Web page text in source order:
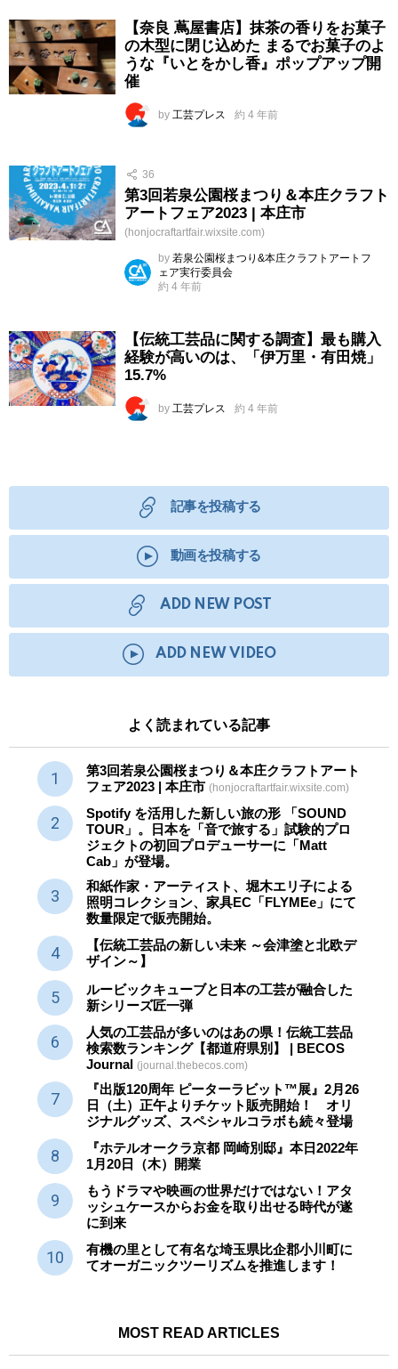
【奈良 蔦屋書店】抹茶の香りをお菓子
の木型に閉じ込めた まるでお菓子のよ
うな『いとをかし香』ポップアップ開
催
by 工芸プレス 約 4 年前
36
第3回若泉公園桜まつり＆本庄クラフト
アートフェア2023 | 本庄市
(honjocraftartfair.wixsite.com)
by 若泉公園桜まつり&本庄クラフトアートフ
ェア実行委員会
約 4 年前
【伝統工芸品に関する調査】最も購入
経験が高いのは、「伊万里・有田焼」
15.7%
by 工芸プレス 約 4 年前
記事を投稿する
動画を投稿する
ADD NEW POST
ADD NEW VIDEO
よく読まれている記事
第3回若泉公園桜まつり＆本庄クラフトアート
フェア2023 | 本庄市 (honjocraftartfair.wixsite.com)
Spotify を活用した新しい旅の形 「SOUND
TOUR」。日本を「音で旅する」試験的プロ
ジェクトの初回プロデューサーに「Matt
Cab」が登場。
和紙作家・アーティスト、堀木エリ子による
照明コレクション、家具EC「FLYMEe」にて
数量限定で販売開始。
【伝統工芸品の新しい未来 ～会津塗と北欧デ
ザイン～】
ルービックキューブと日本の工芸が融合した
新シリーズ匠一弾
人気の工芸品が多いのはあの県！伝統工芸品
検索数ランキング【都道府県別】 | BECOS
Journal (journal.thebecos.com)
『出版120周年 ピーターラビット™展』2月26
日（土）正午よりチケット販売開始！ オリ
ジナルグッズ、スペシャルコラボも続々登場
『ホテルオークラ京都 岡崎別邸』本日2022年
1月20日（木）開業
もうドラマや映画の世界だけではない！アタ
ッシュケースからお金を取り出せる時代が遂
に到来
有機の里として有名な埼玉県比企郡小川町に
てオーガニックツーリズムを推進します！
MOST READ ARTICLES